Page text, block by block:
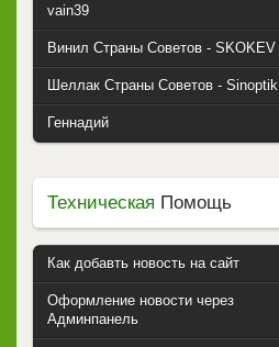
vain39
Винил Страны Советов - SKOKEV
Шеллак Страны Советов - Sinoptik
Геннадий
Техническая Помощь
Как добавть новость на сайт
Оформление новости через
Админпанель